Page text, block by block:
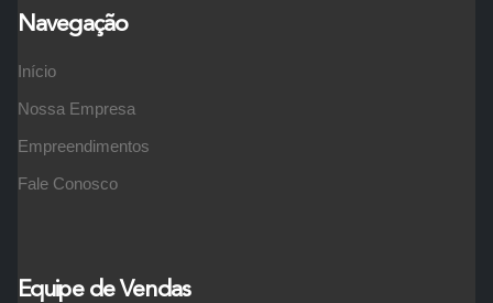
Navegação
Início
Nossa Empresa
Empreendimentos
Fale Conosco
Equipe de Vendas